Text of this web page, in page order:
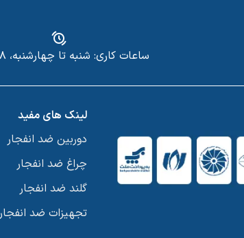
ساعات کاری: شنبه تا چهارشنبه، ۸ الی ۱۷
لینک های مفید
دوربین ضد انفجار
چراغ ضد انفجار
گلند ضد انفجار
تجهیزات ضد انفجار